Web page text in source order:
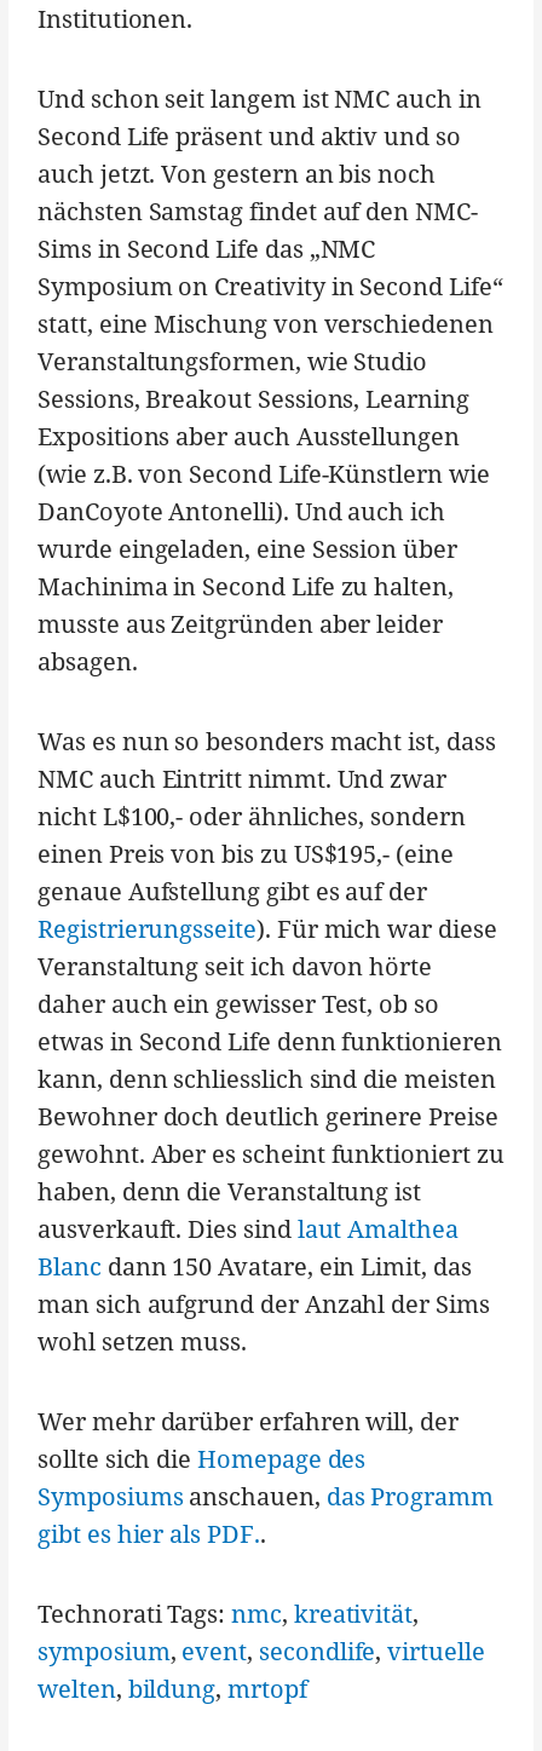
Institutionen.
Und schon seit langem ist NMC auch in
Second Life präsent und aktiv und so
auch jetzt. Von gestern an bis noch
nächsten Samstag findet auf den NMC-
Sims in Second Life das „NMC
Symposium on Creativity in Second Life“
statt, eine Mischung von verschiedenen
Veranstaltungsformen, wie Studio
Sessions, Breakout Sessions, Learning
Expositions aber auch Ausstellungen
(wie z.B. von Second Life-Künstlern wie
DanCoyote Antonelli). Und auch ich
wurde eingeladen, eine Session über
Machinima in Second Life zu halten,
musste aus Zeitgründen aber leider
absagen.
Was es nun so besonders macht ist, dass
NMC auch Eintritt nimmt. Und zwar
nicht L$100,- oder ähnliches, sondern
einen Preis von bis zu US$195,- (eine
genaue Aufstellung gibt es auf der
Registrierungsseite). Für mich war diese
Veranstaltung seit ich davon hörte
daher auch ein gewisser Test, ob so
etwas in Second Life denn funktionieren
kann, denn schliesslich sind die meisten
Bewohner doch deutlich gerinere Preise
gewohnt. Aber es scheint funktioniert zu
haben, denn die Veranstaltung ist
ausverkauft. Dies sindlaut Amalthea
Blanc dann 150 Avatare, ein Limit, das
man sich aufgrund der Anzahl der Sims
wohl setzen muss.
Wer mehr darüber erfahren will, der
sollte sich dieHomepage des
Symposiums anschauen, das Programm
gibt es hier als PDF..
Technorati Tags:nmc, kreativität,
symposium, event, secondlife,virtuelle
welten, bildung,mrtopf